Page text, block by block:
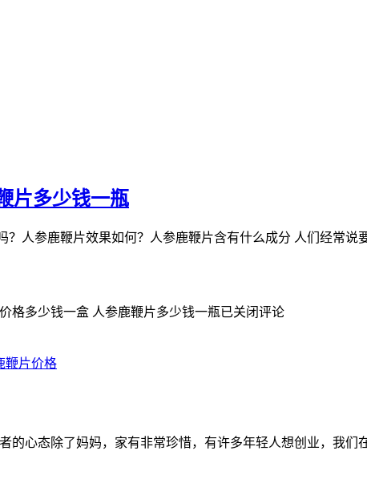
片多少钱一瓶
人参鹿鞭片效果如何？人参鹿鞭片含有什么成分 人们经常
格多少钱一盒 人参鹿鞭片多少钱一瓶已关闭评论
鞭片价格
的心态除了妈妈，家有非常珍惜，有许多年轻人想创业，我们